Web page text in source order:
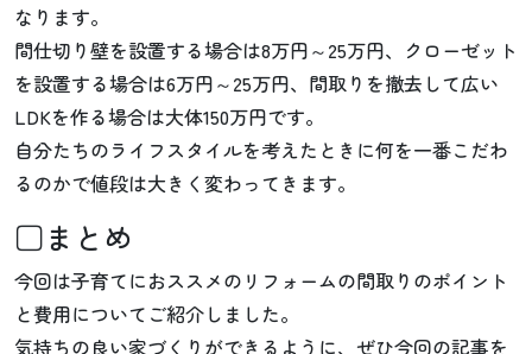
なります。
間仕切り壁を設置する場合は8万円～25万円、クローゼット
を設置する場合は6万円～25万円、間取りを撤去して広い
LDKを作る場合は大体150万円です。
自分たちのライフスタイルを考えたときに何を一番こだわ
るのかで値段は大きく変わってきます。
□まとめ
今回は子育てにおススメのリフォームの間取りのポイント
と費用についてご紹介しました。
気持ちの良い家づくりができるように、ぜひ今回の記事を